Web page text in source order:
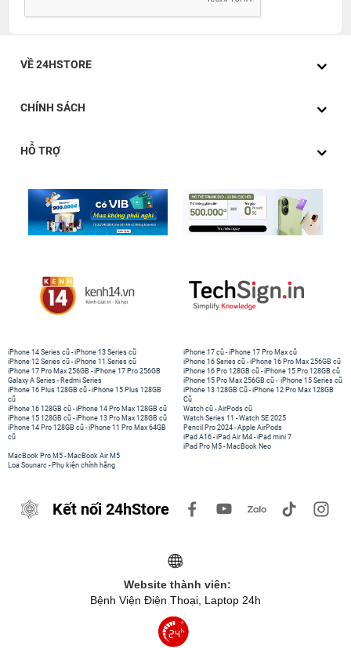
VỀ 24HSTORE
CHÍNH SÁCH
HỖ TRỢ
iPhone 14 Series cũ -iPhone 13 Series cũ
iPhone 12 Series cũ -iPhone 11 Series cũ
iPhone 17 Pro Max 256GB -iPhone 17 Pro 256GB
Galaxy A Series - Redmi Series
iPhone 17 cũ -iPhone 17 Pro Max cũ
iPhone 16 Series cũ - iPhone 16 Pro Max 256GB cũ
iPhone 16 Pro 128GB cũ -iPhone 15 Pro 128GB cũ
iPhone 15 Pro Max 256GB cũ - iPhone 15 Series cũ
iPhone 16 Plus 128GB cũ -iPhone 15 Plus 128GB
cũ
iPhone 16 128GB cũ -iPhone 14 Pro Max 128GB cũ
iPhone 15 128GB cũ -iPhone 13 Pro Max 128GB cũ
iPhone 14 Pro 128GB cũ -iPhone 11 Pro Max 64GB
cũ
iPhone 13 128GB Cũ -iPhone 12 Pro Max 128GB
Cũ
Watch cũ -AirPods cũ
Watch Series 11 -Watch SE 2025
Pencil Pro 2024 -Apple AirPods
iPad A16 -iPad Air M4 -iPad mini 7
iPad Pro M5 - MacBook Neo
MacBook Pro M5 - MacBook Air M5
Loa Sounarc - Phụ kiện chính hãng
Kết nối 24hStore
Website thành viên:
Bệnh Viện Điện Thoại, Laptop 24h